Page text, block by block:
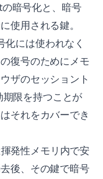
暗号化と、暗号
使用される鍵。
化には使われなく
復号のためにメモ
ザのセッショント
限を持つことが
それをカバーでき
発性メモリ内で安
後、その鍵で暗号